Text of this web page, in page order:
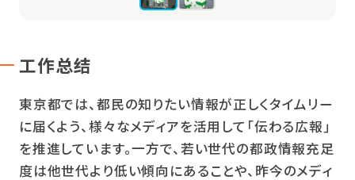
工作总结
東京都では、都民の知りたい情報が正しくタイムリー
に届くよう、様々なメディアを活用して「伝わる広報」
を推進しています。一方で、若い世代の都政情報充足
度は他世代より低い傾向にあることや、昨今のメディ